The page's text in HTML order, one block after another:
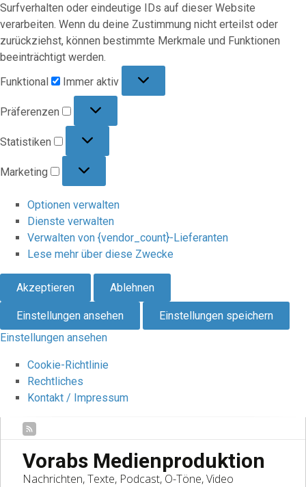
Surfverhalten oder eindeutige IDs auf dieser Website
verarbeiten. Wenn du deine Zustimmung nicht erteilst oder
zurückziehst, können bestimmte Merkmale und Funktionen
beeinträchtigt werden.
Funktional
Immer aktiv
Präferenzen
Statistiken
Marketing
Optionen verwalten
Dienste verwalten
Verwalten von {vendor_count}-Lieferanten
Lese mehr über diese Zwecke
Akzeptieren Ablehnen
Einstellungen ansehen
Einstellungen speichern
Einstellungen ansehen
Cookie-Richtlinie
Rechtliches
Kontakt / Impressum
Vorabs Medienproduktion
Nachrichten, Texte, Podcast, O-Töne, Video